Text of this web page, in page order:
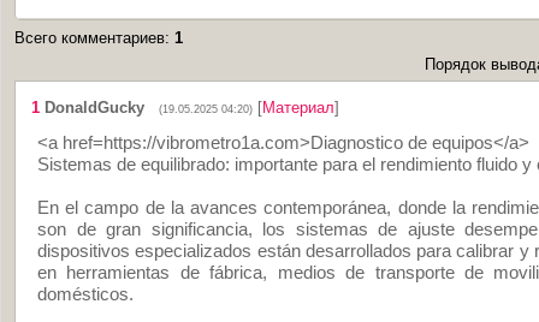
Всего комментариев: 1
Порядок
1 DonaldGucky (19.05.2025 04:20) [Материал]
<a href=https://vibrometro1a.com>Diagnostico de equipos</a>
Sistemas de equilibrado: importante para el rendimiento fluido
En el campo de la avances contemporánea, donde la
son de gran significancia, los sistemas de ajuste
dispositivos especializados están desarrollados para calibrar y
en herramientas de fábrica, medios de transporte de
domésticos.